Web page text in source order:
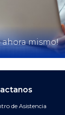
ahora mismo!
Enviar correo al
de Asistencia